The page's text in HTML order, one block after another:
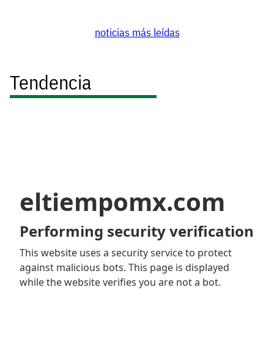
noticias más leídas
Tendencia